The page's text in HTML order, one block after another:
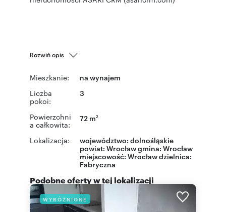
Rozwiń opis
Mieszkanie: na wynajem
Liczba
pokoi:
3
Powierzchni
a całkowita:
72 m2
Lokalizacja: województwo: dolnośląskie
powiat: Wrocławgmina: Wrocław
miejscowość: Wrocławdzielnica:
Fabryczna
Podobne oferty w tej lokalizacji
WYRÓŻNIONE